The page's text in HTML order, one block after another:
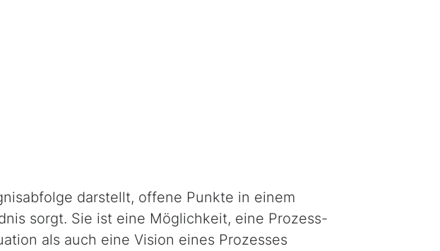
darstellt, offene Punkte in einem
sorgt. Sie ist eine Möglichkeit, eine Prozess-
als auch eine Vision eines Prozesses